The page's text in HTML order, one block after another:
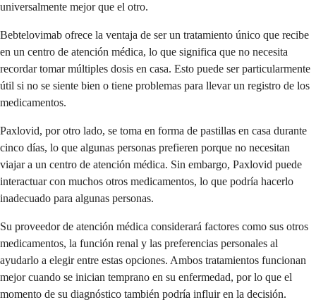
universalmente mejor que el otro.
Bebtelovimab ofrece la ventaja de ser un tratamiento único que recibe
en un centro de atención médica, lo que significa que no necesita
recordar tomar múltiples dosis en casa. Esto puede ser particularmente
útil si no se siente bien o tiene problemas para llevar un registro de los
medicamentos.
Paxlovid, por otro lado, se toma en forma de pastillas en casa durante
cinco días, lo que algunas personas prefieren porque no necesitan
viajar a un centro de atención médica. Sin embargo, Paxlovid puede
interactuar con muchos otros medicamentos, lo que podría hacerlo
inadecuado para algunas personas.
Su proveedor de atención médica considerará factores como sus otros
medicamentos, la función renal y las preferencias personales al
ayudarlo a elegir entre estas opciones. Ambos tratamientos funcionan
mejor cuando se inician temprano en su enfermedad, por lo que el
momento de su diagnóstico también podría influir en la decisión.